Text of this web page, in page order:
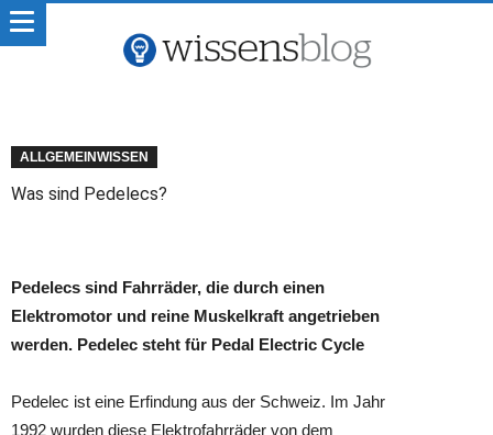
ALLGEMEINWISSEN
Was sind Pedelecs?
Pedelecs sind Fahrräder, die durch einen
Elektromotor und reine Muskelkraft angetrieben
werden. Pedelec steht für Pedal Electric Cycle
Pedelec ist eine Erfindung aus der Schweiz. Im Jahr
1992 wurden diese Elektrofahrräder von dem